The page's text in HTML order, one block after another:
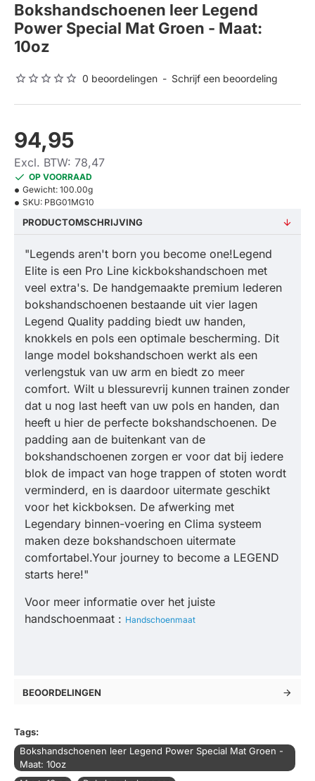
Bokshandschoenen leer Legend
Power Special Mat Groen - Maat:
10oz
0 beoordelingen - Schrijf een beoordeling
94,95
Excl. BTW: 78,47
OP VOORRAAD
Gewicht: 100.00g
SKU: PBG01MG10
PRODUCTOMSCHRIJVING
"Legends aren't born you become one!Legend
Elite is een Pro Line kickbokshandschoen met
veel extra's. De handgemaakte premium lederen
bokshandschoenen bestaande uit vier lagen
Legend Quality padding biedt uw handen,
knokkels en pols een optimale bescherming. Dit
lange model bokshandschoen werkt als een
verlengstuk van uw arm en biedt zo meer
comfort. Wilt u blessurevrij kunnen trainen zonder
dat u nog last heeft van uw pols en handen, dan
heeft u hier de perfecte bokshandschoenen. De
padding aan de buitenkant van de
bokshandschoenen zorgen er voor dat bij iedere
blok de impact van hoge trappen of stoten wordt
verminderd, en is daardoor uitermate geschikt
voor het kickboksen. De afwerking met
Legendary binnen-voering en Clima systeem
maken deze bokshandschoen uitermate
comfortabel.Your journey to become a LEGEND
starts here!"
Voor meer informatie over het juiste
handschoenmaat : Handschoenmaat
BEOORDELINGEN
Tags:
Bokshandschoenen leer Legend Power Special Mat Groen -
Maat: 10oz